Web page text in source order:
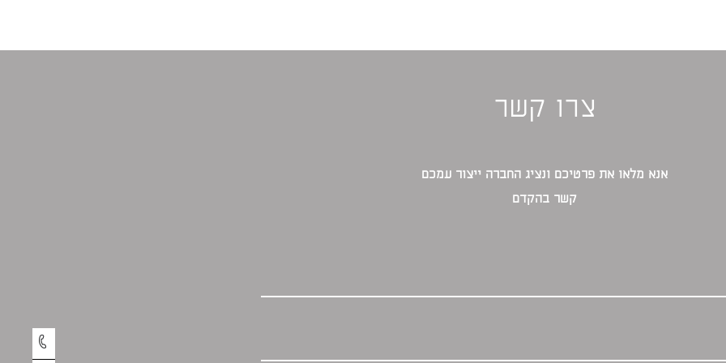
צרו קשר
אנא מלאו את פרטיכם ונציג החברה ייצור עמכם
קשר בהקדם‎